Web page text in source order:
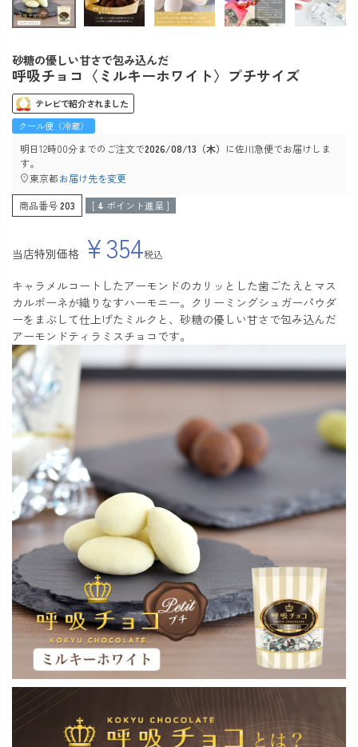
砂糖の優しい甘さで包み込んだ
呼吸チョコ〈ミルキーホワイト〉プチサイズ
テレビで紹介されました
クール便（冷蔵）
明日12時00分までのご注文で2026/08/13（木） に佐川急便でお届けしま
す。
東京都お届け先を変更
商品番号203 [ 4 ポイント進呈 ]
当店特別価格 ¥354税込
キャラメルコートしたアーモンドのカリッとした歯ごたえとマス
カルポーネが織りなすハーモニー。クリーミングシュガーパウダ
ーをまぶして仕上げたミルクと、砂糖の優しい甘さで包み込んだ
アーモンドティラミスチョコです。